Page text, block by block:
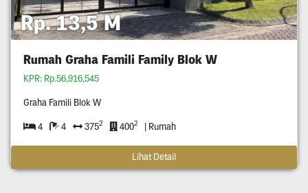
Rp. 13,5 M
Rumah Graha Famili Family Blok W
KPR: Rp.56,916,545
Graha Famili Blok W
4 4 3752 4002 | Rumah
Lihat Detail